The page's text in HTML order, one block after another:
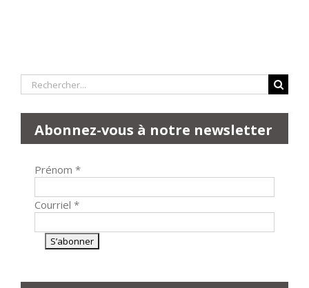
Rechercher:
Abonnez-vous à notre newsletter
Prénom *
Courriel *